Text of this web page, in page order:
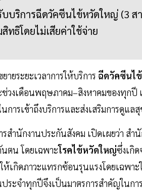
บบริการฉีดวัคซีนไข้หวัดใหญ่ (3
ทธิโดยไม่เสียค่าใช้จ่าย
ายระยะเวลาการให้บริการ ฉีดวัคซีนไ
วงเดือนพฤษภาคม–สิงหาคมของทุกปี
ารเข้าถึงบริการและส่งเสริมการดูแล
สำนักงานประกันสังคม เปิดเผยว่า สำ
ตน โดยเฉพาะโรคไข้หวัดใหญ่ซึ่งเกิ
ห้เกิดภาวะแทรกซ้อนรุนแรงโดยเฉพ
ระจำทุกปีจึงเป็นมาตรการสำคัญในกา